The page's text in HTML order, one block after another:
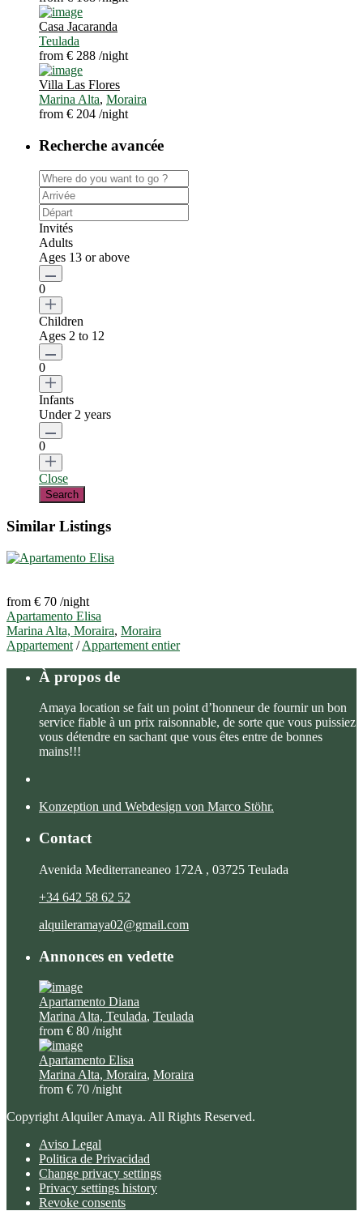
Casa Jacaranda
Teulada
from € 288 /night
Villa Las Flores
Marina Alta, Moraira
from € 204 /night
Recherche avancée
Invités
Adults
Ages 13 or above
0
Children
Ages 2 to 12
0
Infants
Under 2 years
0
Close
Similar Listings
from € 70 /night
Apartamento Elisa
Marina Alta, Moraira, Moraira
Appartement /Appartement entier
À propos de
Amaya location se fait un point d’honneur de fournir un bon
service fiable à un prix raisonnable, de sorte que vous puissiez
vous détendre en sachant que vous êtes entre de bonnes
mains!!!
Konzeption und Webdesign von Marco Stöhr.
Contact
Avenida Mediterraneaneo 172A , 03725 Teulada
+34 642 58 62 52
alquileramaya02@gmail.com
Annonces en vedette
Apartamento Diana
Marina Alta, Teulada, Teulada
from € 80 /night
Apartamento Elisa
Marina Alta, Moraira, Moraira
from € 70 /night
Copyright Alquiler Amaya. All Rights Reserved.
Aviso Legal
Politica de Privacidad
Change privacy settings
Privacy settings history
Revoke consents